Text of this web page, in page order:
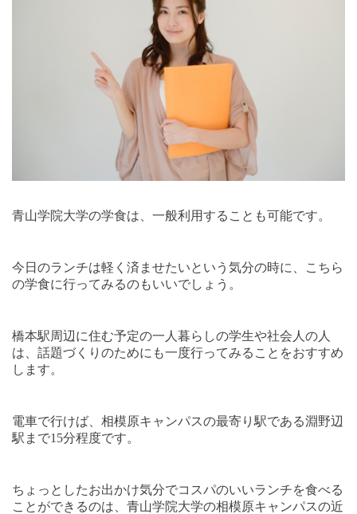
青山学院大学の学食は、一般利用することも可能です。
今日のランチは軽く済ませたいという気分の時に、こちら
の学食に行ってみるのもいいでしょう。
橋本駅周辺に住む予定の一人暮らしの学生や社会人の人
は、話題づくりのためにも一度行ってみることをおすすめ
します。
電車で行けば、相模原キャンパスの最寄り駅である淵野辺
駅まで15分程度です。
ちょっとしたお出かけ気分でコスパのいいランチを食べる
ことができるのは、青山学院大学の相模原キャンパスの近